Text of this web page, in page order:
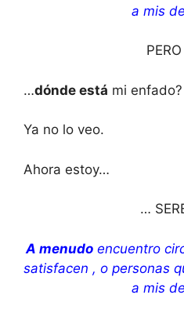
a mis
…dónde está mi enfado?
Ya no lo veo.
Ahora estoy…
…
A menudo encuentro
satisfacen , o personas
a mis